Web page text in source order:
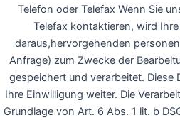
Telefon oder Telefax Wenn Sie
Telefax kontaktieren, wird
daraus,hervorgehenden
Anfrage) zum Zwecke der
gespeichert und verarbeitet. Diese
Ihre Einwilligung weiter. Die
Grundlage von Art. 6 Abs. 1 lit. b